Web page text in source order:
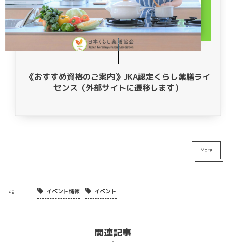
《おすすめ資格のご案内》JKA認定くらし薬膳ライ
センス（外部サイトに遷移します）
More
イベント情報 イベント
関連記事